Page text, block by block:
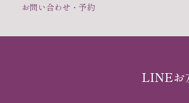
お問い合わせ・予約
LINEお